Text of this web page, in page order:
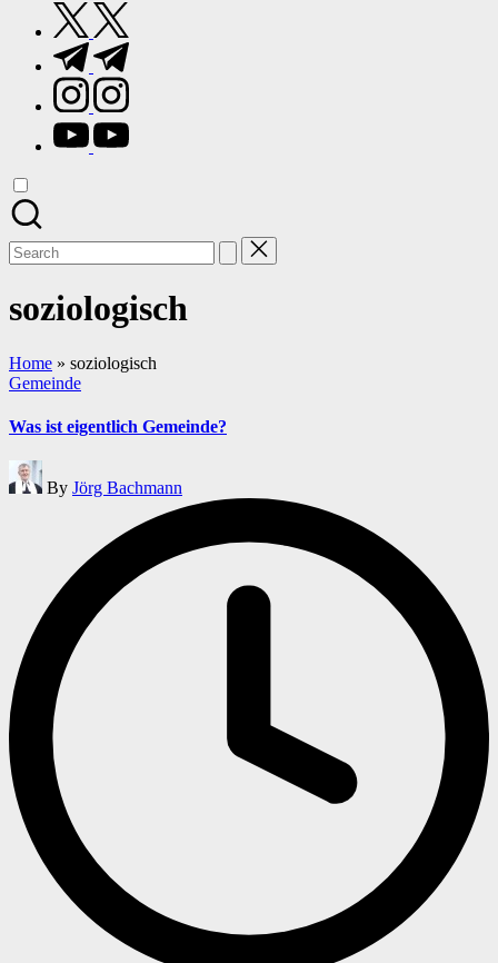
twitter.com
t.me
instagram.com
youtube.com
Search
for:
soziologisch
Home » soziologisch
Posted
Gemeinde
Was ist eigentlich Gemeinde?
Posted
by
By Jörg Bachmann